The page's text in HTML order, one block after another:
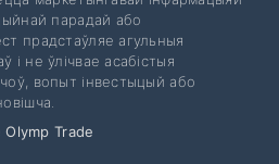
парадай або
прадстаўляе агульныя
і не ўлічвае асабістыя
вопыт інвестыцый або
Trade